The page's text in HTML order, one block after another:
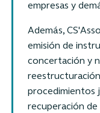
empresas y
Además,
emisión de
concertación y
procedimientos
recuperación de